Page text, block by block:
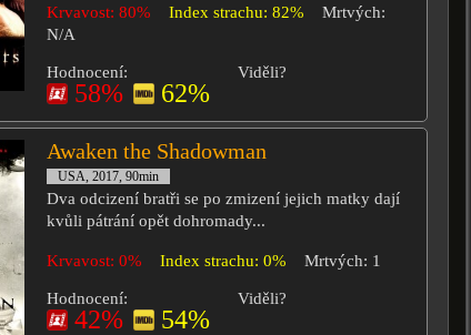
Krvavost: 80% Index strachu: 82%
Mrtvých:
N/A
Hodnocení:
58% 62%
Viděli?
Awaken the Shadowman
USA, 2017, 90min
Dva odcizení bratři se po zmizení jejich matky dají
kvůli pátrání opět dohromady...
Krvavost: 0% Index strachu: 0% Mrtvých: 1
Hodnocení:
42% 54%
Viděli?